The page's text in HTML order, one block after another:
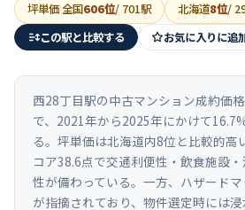
坪単価 全国606位/ 701駅 北海道8位/
この駅と比較する
お気に入りに追
西28丁目駅の中古マンション成約価
で、2021年から2025年にかけて
る。坪単価は北海道内8位と比較的高
コア38.6点で交通利便性・飲食施設
性が備わっている。一方、ハザード
が指摘されており、物件選定時には